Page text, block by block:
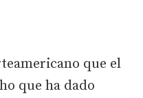
que el
que ha dado